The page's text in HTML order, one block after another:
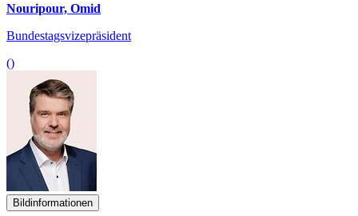
Nouripour, Omid
Bundestagsvizepräsident
()
Bildinformationen